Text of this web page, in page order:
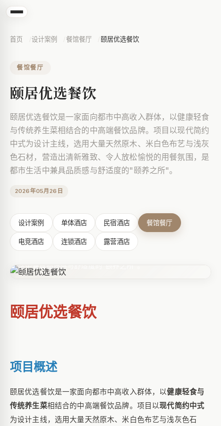
首页 设计案例 餐馆餐厅 颐居优选餐饮
餐馆餐厅
颐居优选餐饮
颐居优选餐饮是一家面向都市中高收入群体，以健康轻食
与传统养生菜相结合的中高端餐饮品牌。项目以现代简约
中式为设计主线，选用大量天然原木、米白色布艺与浅灰
色石材，营造出清新雅致、令人放松愉悦的用餐氛围，是
都市生活中兼具品质感与舒适度的"颐养之所"。
2026年05月26日
设计案例 单体酒店 民宿酒店 餐馆餐厅
电竞酒店 连锁酒店 露营酒店
颐居优选餐饮是一家面向都市中高收入群体，以健康轻食与
传统养生菜相结合的中高端餐饮品牌。项目以现代简约中式
为设计主线，选用大量天然原木、米白色布艺与浅灰色石
活中兼具品质感与舒适度的"颐养之所"。
颐居优选餐饮
项目概述
颐居优选餐饮是一家面向都市中高收入群体，以健康轻食与
传统养生菜相结合的中高端餐饮品牌。项目以现代简约中式
为设计主线，选用大量天然原木、米白色布艺与浅灰色石